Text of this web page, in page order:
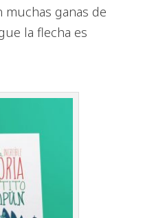
ganas de
la flecha es